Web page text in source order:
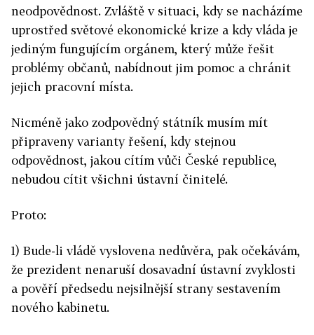
neodpovědnost. Zvláště v situaci, kdy se nacházíme
uprostřed světové ekonomické krize a kdy vláda je
jediným fungujícím orgánem, který může řešit
problémy občanů, nabídnout jim pomoc a chránit
jejich pracovní místa.
Nicméně jako zodpovědný státník musím mít
připraveny varianty řešení, kdy stejnou
odpovědnost, jakou cítím vůči České republice,
nebudou cítit všichni ústavní činitelé.
Proto:
1) Bude-li vládě vyslovena nedůvěra, pak očekávám,
že prezident nenaruší dosavadní ústavní zvyklosti
a pověří předsedu nejsilnější strany sestavením
nového kabinetu.